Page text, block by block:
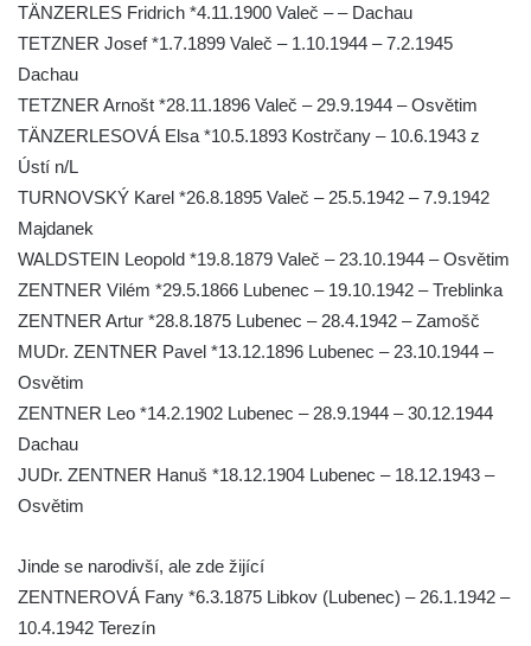
Tyršových sadech v Jablonci nad Nisou
Pamětní desky obětem 1. světové války na
Křečanech
Pomník Františka Josefa I. u křížové cesty
ve Šluknově
Pamětní deska Polské armádě na budově
MÚ v ulici 2. polské armády v Rumburku
Kenotaf Richarda Grossmanna na hřbitově
v Dubé
Hrob Jiřího Kasala na hřbitově v Dubé
Pomník obětem Rumburské vzpoury u
hřbitova v Rumburku
Pomník obětem 1. světové války na hřbitově
TÄNZERLES Fridrich *4.11.1900 Valeč – – Dachau
TETZNER Josef *1.7.1899 Valeč – 1.10.1944 – 7.2.1945
Dachau
TETZNER Arnošt *28.11.1896 Valeč – 29.9.1944 – Osvětim
TÄNZERLESOVÁ Elsa *10.5.1893 Kostrčany – 10.6.1943 z
Ústí n/L
TURNOVSKÝ Karel *26.8.1895 Valeč – 25.5.1942 – 7.9.1942
Majdanek
WALDSTEIN Leopold *19.8.1879 Valeč – 23.10.1944 – Osvětim
ZENTNER Vilém *29.5.1866 Lubenec – 19.10.1942 – Treblinka
ZENTNER Artur *28.8.1875 Lubenec – 28.4.1942 – Zamošč
MUDr. ZENTNER Pavel *13.12.1896 Lubenec – 23.10.1944 –
Osvětim
ZENTNER Leo *14.2.1902 Lubenec – 28.9.1944 – 30.12.1944
Dachau
JUDr. ZENTNER Hanuš *18.12.1904 Lubenec – 18.12.1943 –
Osvětim
Jinde se narodivší, ale zde žijící
ZENTNEROVÁ Fany *6.3.1875 Libkov (Lubenec) – 26.1.1942 –
10.4.1942 Terezín